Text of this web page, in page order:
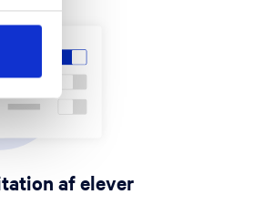
af elever